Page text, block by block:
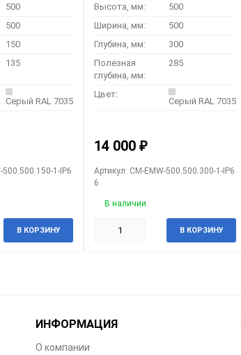
500
500
150
135
Серый RAL 7035
500.500.150-1-IP6
В КОРЗИНУ
Высота, мм:
500
Ширина, мм:
500
Глубина, мм:
300
Полезная
глубина, мм:
285
Цвет:
Серый RAL 7035
14 000 ₽
Артикул: CM-EMW-500.500.300-1-IP6
6
В наличии
В КОРЗИНУ
ИНФОРМАЦИЯ
О компании